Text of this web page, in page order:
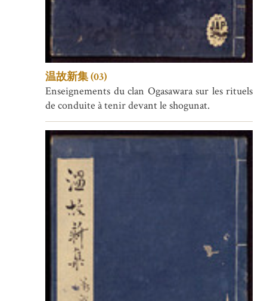
温故新集 (03)
Enseignements du clan Ogasawara sur les rituels
de conduite à tenir devant le shogunat.